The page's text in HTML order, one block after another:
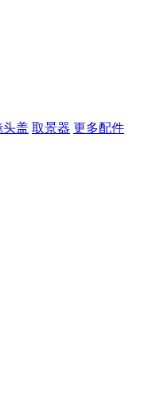
头盖 取景器 更多配件